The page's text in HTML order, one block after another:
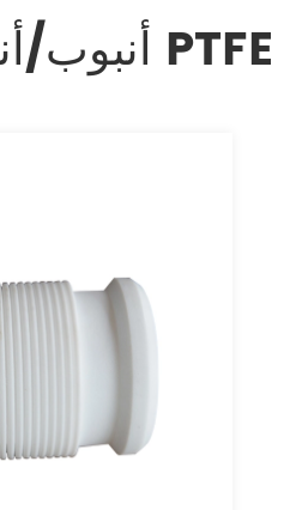
TY_XR4 أنبوب/أنبوب PTFE